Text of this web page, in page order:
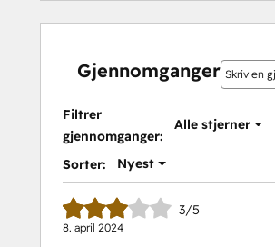
Gjennomganger Skriv en
Filtrer
gjennomganger:
Alle stjerner
Sorter: Nyest
3/5
8. april 2024